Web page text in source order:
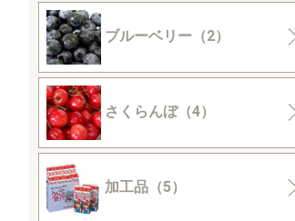
ブルーベリー（2）
さくらんぼ（4）
加工品（5）